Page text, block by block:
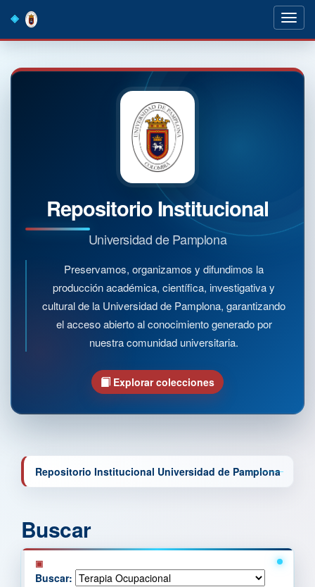
navigation
Repositorio Institucional
Universidad de Pamplona
Preservamos, organizamos y difundimos la
producción académica, científica, investigativa y
cultural de la Universidad de Pamplona, garantizando
el acceso abierto al conocimiento generado por
nuestra comunidad universitaria.
Explorar colecciones
Repositorio Institucional Universidad de Pamplona
Buscar
Buscar: